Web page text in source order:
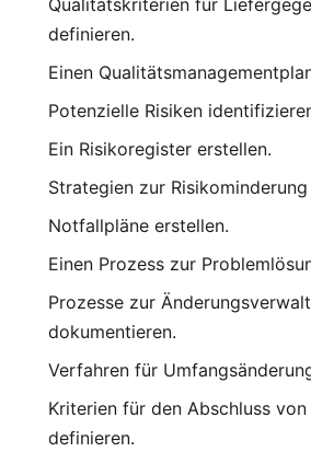
definieren.
Einen
Potenzielle Risiken
Ein Risikoregister erstellen.
Strategien zur
Notfallpläne erstellen.
Einen Prozess zur
Prozesse zur
dokumentieren.
Verfahren für
Kriterien für den Abschluss
definieren.